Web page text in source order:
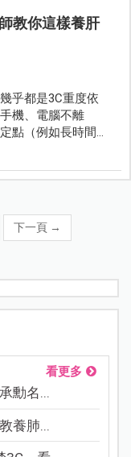
教你這樣養肝
乎都是3C重度依
機、電腦不離
點（例如長時間
下一頁 →
看更多
勳名...
養肺...